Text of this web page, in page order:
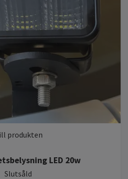
produkten
LED 20w
Slutsåld